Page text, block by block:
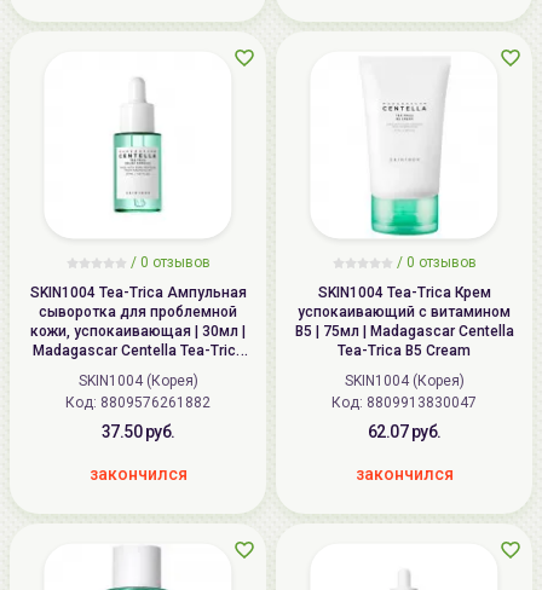
/ 0 отзывов
SKIN1004 Tea-Trica Ампульная
сыворотка для проблемной
кожи, успокаивающая | 30мл |
Madagascar Centella Tea-Trica
Relief Ampoule
SKIN1004 (Корея)
Код: 8809576261882
37.50 руб.
закончился
/ 0 отзывов
SKIN1004 Tea-Trica Крем
успокаивающий с витамином
В5 | 75мл | Madagascar Centella
Tea-Trica B5 Cream
SKIN1004 (Корея)
Код: 8809913830047
62.07 руб.
закончился